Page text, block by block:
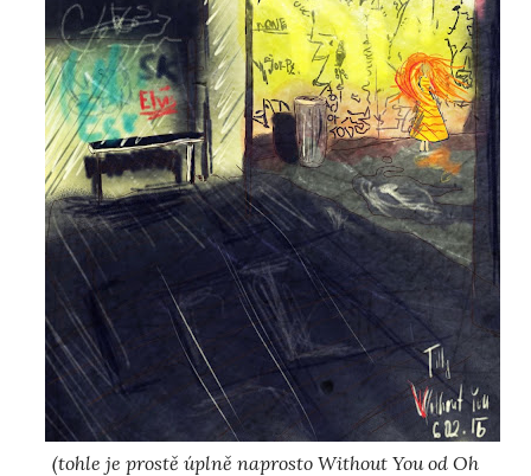
(tohle je prostě úplně naprosto Without You od Oh